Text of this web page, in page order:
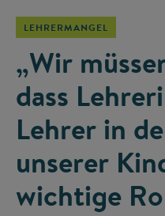
LEHRERMANGEL
„Wir
dass
Lehrer in
unserer
wichtige